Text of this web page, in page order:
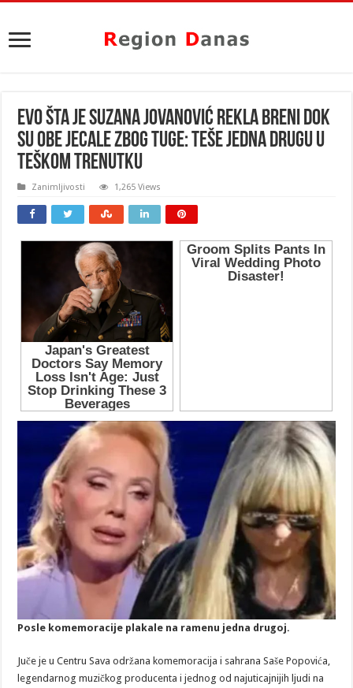
Evo šta je Suzana Jovanović rekla Breni dok
su obe jecale zbog tuge: Teše jedna drugu u
teškom trenutku
Zanimljivosti 1,265 Views
Posle komemoracije plakale na ramenu jedna drugoj.
Juče je u Centru Sava održana komemoracija i sahrana Saše Popovića,
legendarnog muzičkog producenta i jednog od najuticajnijih ljudi na